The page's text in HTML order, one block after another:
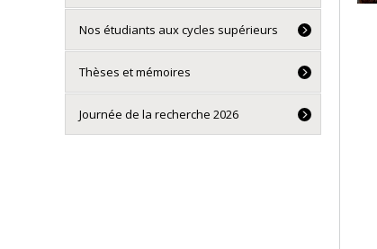
Nos étudiants aux cycles supérieurs
Thèses et mémoires
Journée de la recherche 2026